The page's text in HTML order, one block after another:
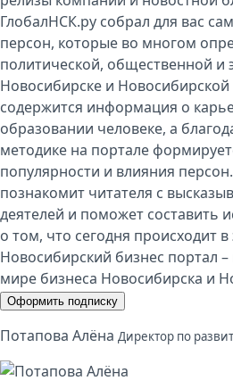
ГлобалНСК.ру собрал для вас
персон, которые во многом
политической, общественной и
Новосибирске и Новосибирской
содержится информация о
образовании человеке, а
методике на портале
популярности и влияния
познакомит читателя с
деятелей и поможет составить
о том, что сегодня происходит
Новосибирский бизнес портал
мире бизнеса Новосибирска и
Оформить подписку
Потапова Алёна Директор по